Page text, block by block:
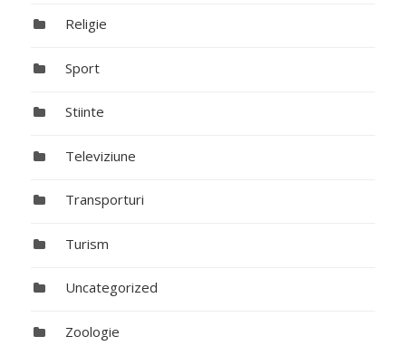
Religie
Sport
Stiinte
Televiziune
Transporturi
Turism
Uncategorized
Zoologie